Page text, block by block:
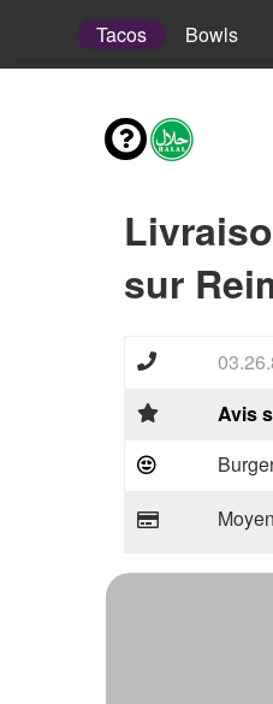
Tacos Bowls
sur
Avis